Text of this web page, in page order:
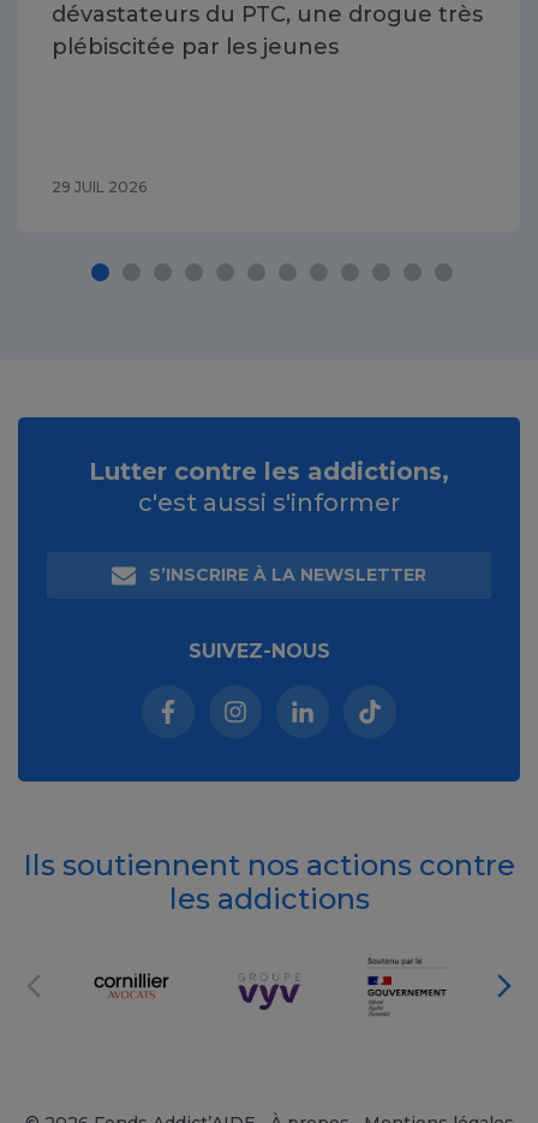
dévastateurs du PTC, une drogue très
plébiscitée par les jeunes
29 JUIL 2026
Lutter contre les addictions,
c'est aussi s'informer
S’INSCRIRE À LA NEWSLETTER
SUIVEZ-NOUS
Facebook (nouvelle fenêtre)
Instagram (nouvelle fenêtre)
Linkedin (nouvelle
Tiktok (nouvelle
Ils soutiennent nos actions contre
les addictions